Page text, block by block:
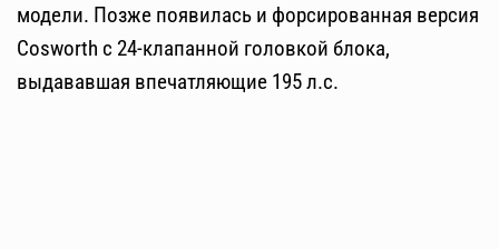
модели. Позже появилась и форсированная версия
Cosworth с 24-клапанной головкой блока,
выдававшая впечатляющие 195 л.с.